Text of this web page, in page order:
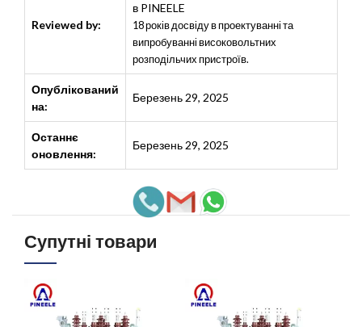
Reviewed by:
в PINEELE
18 років досвіду в проектуванні та
випробуванні високовольтних
розподільчих пристроїв.
Опублікований
на:
Березень 29, 2025
Останнє
оновлення:
Березень 29, 2025
Супутні товари